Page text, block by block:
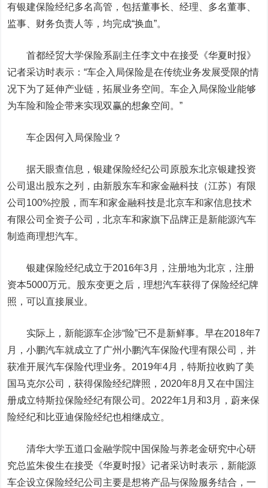
有银建保险经纪多名高管，包括董事长、经理、多名董事、
监事、财务负责人等，均完成“换血”。
首都经贸大学保险系副主任李文中在接受《华夏时报》
记者采访时表示：“车企入局保险是在传统业务发展受限的情
况下为了延伸产业链，拓展业务空间。车企入局保险业能够
为车险和险企带来实现双赢的想象空间。”
车企因何入局保险业？
据天眼查信息，银建保险经纪公司原股东北京银建投资
公司退出股东之列，由新股东车和家金融科技（江苏）有限
公司100%控股，而车和家金融科技是北京车和家信息技术
有限公司全资子公司，北京车和家旗下品牌正是新能源汽车
制造商理想汽车。
银建保险经纪成立于2016年3月，注册地为北京，注册
资本5000万元。股东变更之后，理想汽车获得了保险经纪牌
照，可以直接展业。
实际上，新能源车企涉“险”已不是新鲜事。早在2018年7
月，小鹏汽车就成立了广州小鹏汽车保险代理有限公司，并
获准开展汽车保险代理业务。2019年4月，特斯拉收购了美
国马克尔公司，获得保险经纪牌照，2020年8月又在中国注
册成立特斯拉保险经纪有限公司。2022年1月和3月，蔚来保
险经纪和比亚迪保险经纪也相继成立。
清华大学五道口金融学院中国保险与养老金研究中心研
究总监朱俊生在接受《华夏时报》记者采访时表示，新能源
车企设立保险经纪公司主要是想将产品与保险服务结合，一